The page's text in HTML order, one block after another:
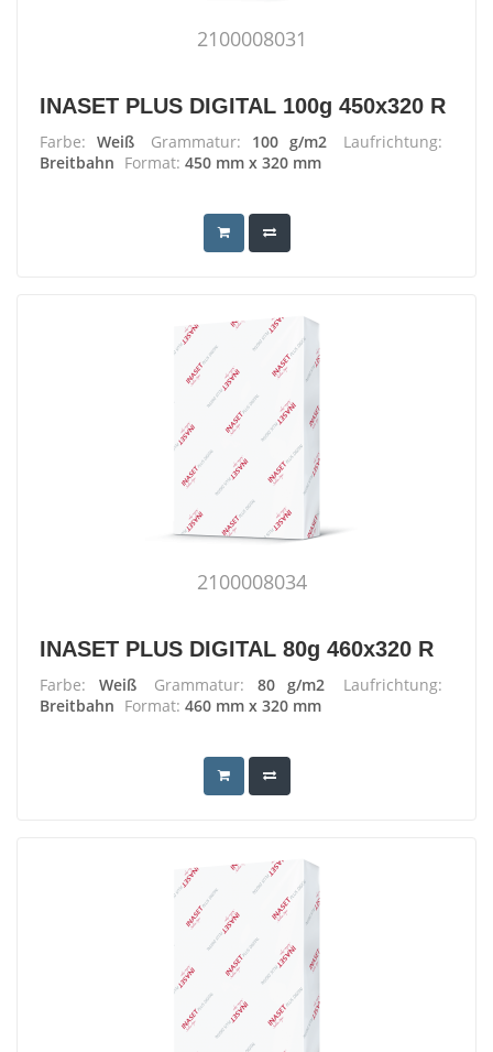
2100008031
INASET PLUS DIGITAL 100g 450x320 R
Farbe: Weiß Grammatur: 100 g/m2
Laufrichtung:
Breitbahn Format: 450 mm x 320 mm
2100008034
INASET PLUS DIGITAL 80g 460x320 R
Farbe: Weiß Grammatur: 80 g/m2
Laufrichtung:
Breitbahn Format: 460 mm x 320 mm